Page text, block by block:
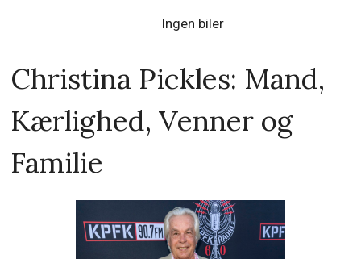
Ingen biler
Christina Pickles: Mand,
Kærlighed, Venner og
Familie